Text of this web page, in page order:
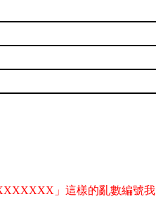
」這樣的亂數編號我